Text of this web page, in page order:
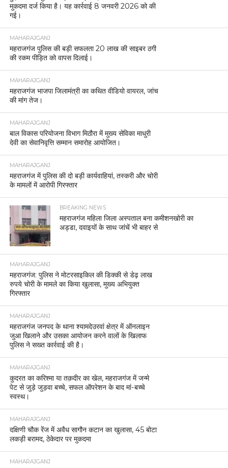
मुकदमा दर्ज किया है। यह कार्रवाई 8 जनवरी 2026 को की
गई।
MAHARAJGANJ
महराजगंज पुलिस की बड़ी सफलता 20 लाख की साइबर ठगी
की रकम पीड़ित को वापस दिलाई।
MAHARAJGANJ
महराजगंज भाजपा जिलामंत्री का कथित वीडियो वायरल, जांच
की मांग तेज।
MAHARAJGANJ
बाल विकास परियोजना विभाग मिठौरा में मुख्य सेविका माधुरी
देवी का सेवानिवृत्ति सम्मान समारोह आयोजित।
MAHARAJGANJ
महराजगंज में पुलिस की दो बड़ी कार्यवाहियां, तस्करी और चोरी
के मामलों में आरोपी गिरफ्तार
BREAKING NEWS
महराजगंज महिला जिला अस्पताल बना कमीशनखोरी का
अड्डा, दवाइयों के साथ जांचें भी बाहर से
MAHARAJGANJ
महराजगंज: पुलिस ने मोटरसाइकिल की डिक्की से डेढ़ लाख
रुपये चोरी के मामले का किया खुलासा, मुख्य अभियुक्त
गिरफ्तार
MAHARAJGANJ
महराजगंज जनपद के थाना श्यामदेउरवां क्षेत्र में ऑनलाइन
जुआ खिलाने और उसका आयोजन करने वालों के खिलाफ
पुलिस ने सख्त कार्रवाई की है।
MAHARAJGANJ
कुदरत का करिश्मा या तक़दीर का खेल, महराजगंज में जन्मे
पेट से जुड़े जुड़वा बच्चे, सफल ऑपरेशन के बाद मां-बच्चे
स्वस्थ।
MAHARAJGANJ
दक्षिणी चौक रेंज में अवैध सागौन कटान का खुलासा, 45 बोटा
लकड़ी बरामद, ठेकेदार पर मुकदमा
MAHARAJGANJ